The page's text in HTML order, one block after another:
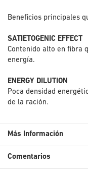
Beneficios principales
SATIETOGENIC EFFECT
Contenido alto en fibra
energía.
ENERGY DILUTION
Poca densidad
de la ración.
Más Información
Comentarios